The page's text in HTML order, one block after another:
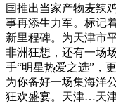
国推出当家产物麦辣
事再添生力军。标记
新里程碑。为天津市
非洲狂想，还有一场
手“明星热爱之选”，
为你备好一场集海洋
狂欢盛宴。天津…天